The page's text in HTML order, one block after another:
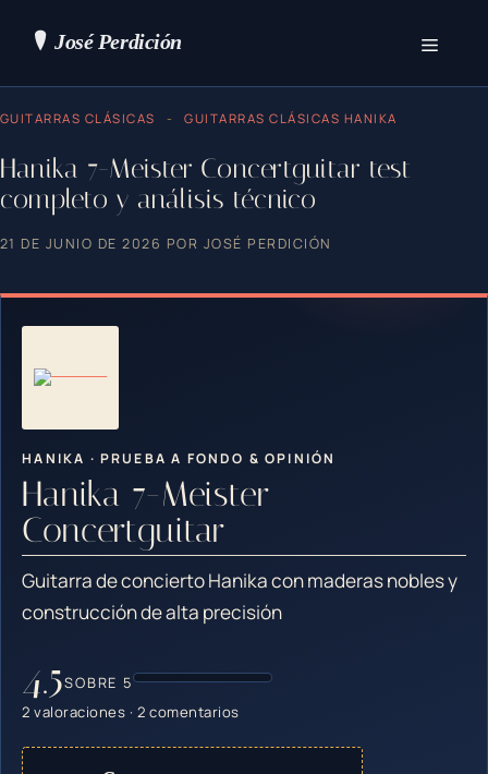
GUITARRAS CLÁSICAS - GUITARRAS CLÁSICAS HANIKA
Hanika 7-Meister Concertguitar test
completo y análisis técnico
21 DE JUNIO DE 2026 POR JOSÉ PERDICIÓN
HANIKA · PRUEBA A FONDO & OPINIÓN
Hanika 7-Meister
Concertguitar
Guitarra de concierto Hanika con maderas nobles y
construcción de alta precisión
4.5SOBRE 5
2 valoraciones · 2 comentarios